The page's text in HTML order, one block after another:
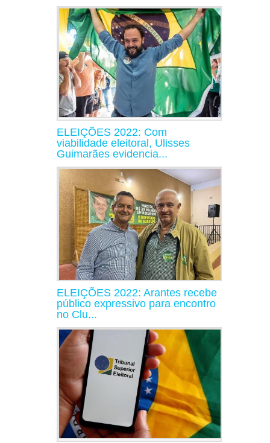
ELEIÇÕES 2022: Com
viabilidade eleitoral, Ulisses
Guimarães evidencia...
ELEIÇÕES 2022: Arantes recebe
público expressivo para encontro
no Clu...